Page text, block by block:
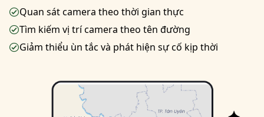
Quan sát camera theo thời gian thực
Tìm kiếm vị trí camera theo tên đường
Giảm thiểu ùn tắc và phát hiện sự cố kịp thời